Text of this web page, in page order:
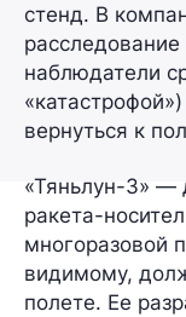
стенд. В
наблюдатели
вернуться к
«Тяньлун-3» —
ракета-
многоразовой
видимому,
полете. Ее